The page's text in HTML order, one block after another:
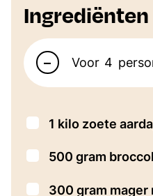
Ingrediënten
Aantal personen
– Voor
▢
1 kilo zoete
▢
500 gram
▢
300 gram mager